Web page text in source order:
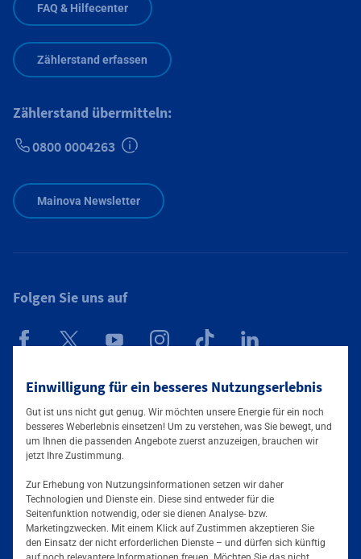
Einwilligung für ein besseres Nutzungserlebnis
Gut ist uns nicht gut genug. Wir möchten unsere Energie für ein noch
besseres Weberlebnis einsetzen! Um zu verstehen, was Sie bewegt, und
um Ihnen die passenden Angebote zuerst anzuzeigen, brauchen wir
jetzt Ihre Zustimmung.
Zur Erhebung von Nutzungsinformationen setzen wir daher
Technologien und Dienste ein. Diese sind entweder für die
Seitenfunktion notwendig, oder sie dienen Analyse- bzw.
Marketingzwecken. Mit einem Klick auf Zustimmen akzeptieren Sie
den Einsatz der nicht erforderlichen Dienste – und dürfen sich künftig
FAQ & Hilfecenter
Zählerstand erfassen
Zählerstand übermitteln:
0800 0004263
Mainova Newsletter
Folgen Sie uns auf
Mainova App
Tarife & Angebote